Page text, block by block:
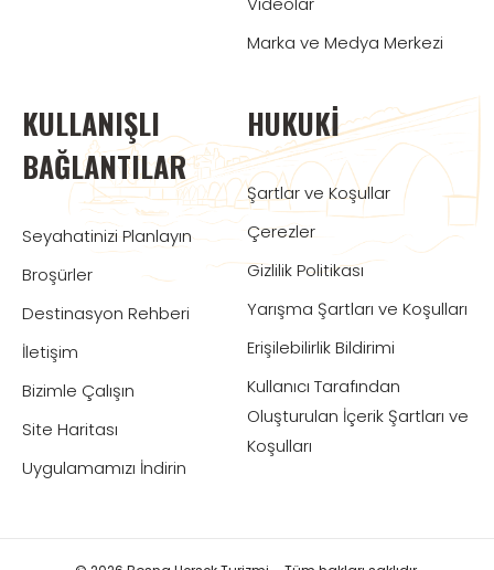
Marka ve Medya Merkezi
KULLANIŞLI
BAĞLANTILAR
Seyahatinizi Planlayın
Broşürler
Destinasyon Rehberi
İletişim
Bizimle Çalışın
Site Haritası
Uygulamamızı İndirin
HUKUKI
Şartlar ve Koşullar
Çerezler
Gizlilik Politikası
Yarışma Şartları ve Koşulları
Erişilebilirlik Bildirimi
Kullanıcı Tarafından
Oluşturulan İçerik Şartları ve
Koşulları